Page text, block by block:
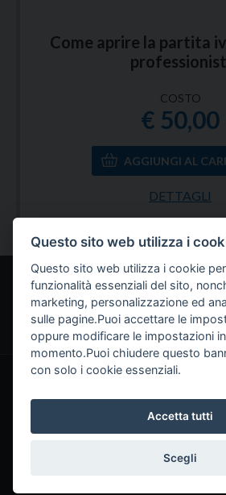
Come aprire la partita
COSTO
€ 50,00
DETTAGLI
Home Servizi Chi siamo
Approfondimenti
Contatti
Fiscoeasy è un marchio di Studio
Partita IVA: 08385150720 ©
Questo sito web utilizza i
Questo sito web utilizza i cookie
funzionalità essenziali del sito,
marketing, personalizzazione ed
sulle pagine.Puoi accettare le
oppure modificare le impostazioni
momento.Puoi chiudere questo
con solo i cookie essenziali.
Accetta tutti
Scegli